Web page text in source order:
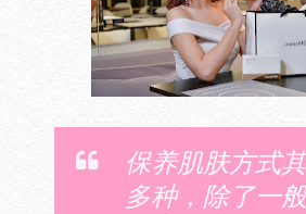
保养肌肤方式
多种，除了一